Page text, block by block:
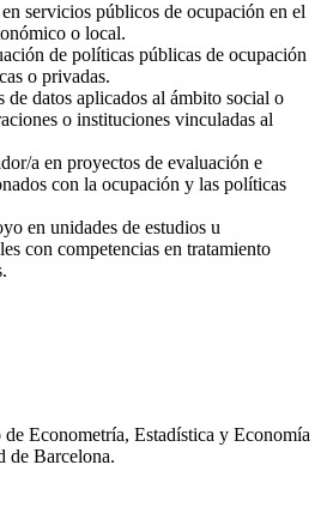
servicios públicos de ocupación en el
o local.
de políticas públicas de ocupación
o privadas.
de datos aplicados al ámbito social o
o instituciones vinculadas al
a en proyectos de evaluación e
con la ocupación y las políticas
en unidades de estudios u
con competencias en tratamiento
Econometría, Estadística y Economía
de Barcelona.